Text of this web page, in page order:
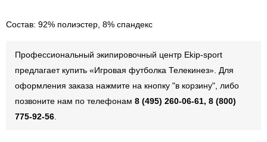
Состав: 92% полиэстер, 8% спандекс
Профессиональный экипировочный центр Ekip-sport
предлагает купить «Игровая футболка Телекинез». Для
оформления заказа нажмите на кнопку "в корзину", либо
позвоните нам по телефонам 8 (495) 260-06-61, 8 (800)
775-92-56